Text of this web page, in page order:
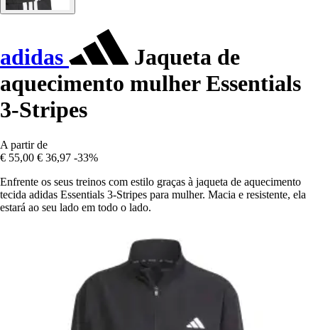
adidas
Jaqueta de
aquecimento mulher Essentials
3-Stripes
A partir de
€ 55,00 € 36,97 -33%
Enfrente os seus treinos com estilo graças à jaqueta de aquecimento
tecida adidas Essentials 3-Stripes para mulher. Macia e resistente, ela
estará ao seu lado em todo o lado.